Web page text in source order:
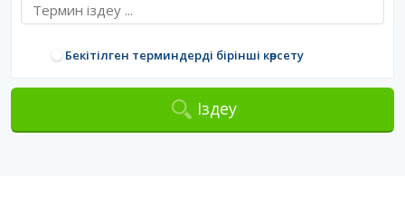
Бекітілген терминдерді бірінші көрсету
Іздеу